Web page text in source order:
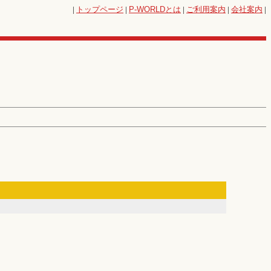
| トップページ | P-WORLDとは | ご利用案内 | 会社案内 |